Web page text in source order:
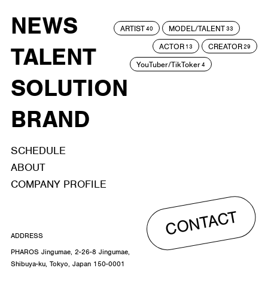
NEWS
TALENT
SOLUTION
BRAND
ARTIST40 MODEL/TALENT33
ACTOR 13 CREATOR29
YouTuber/TikToker4
SCHEDULE
ABOUT
COMPANY PROFILE
CONTACT
ADDRESS
PHAROS Jingumae, 2-26-8 Jingumae,
Shibuya-ku, Tokyo, Japan 150-0001